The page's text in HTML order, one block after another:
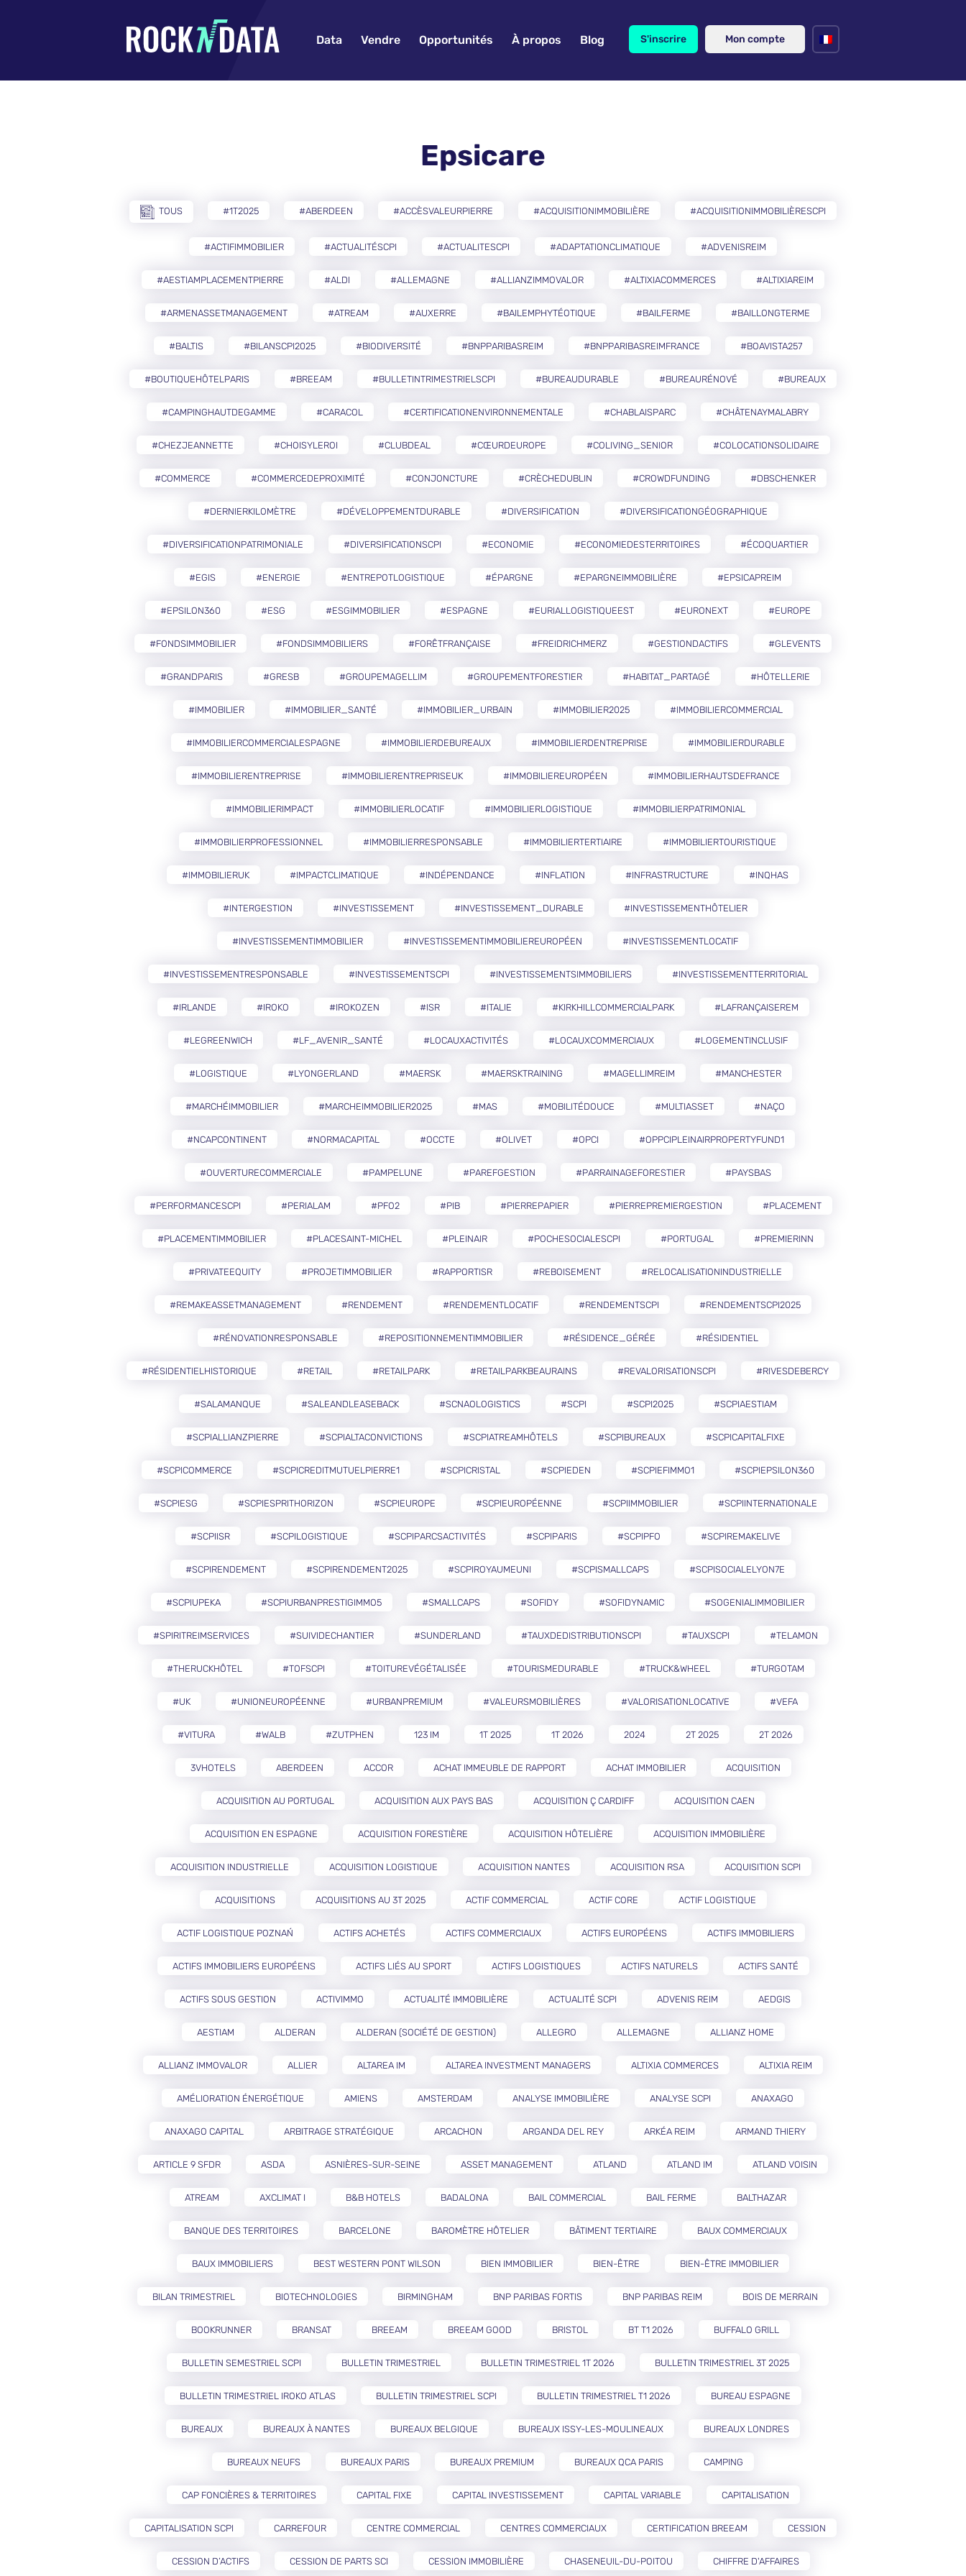
Data Vendre Opportunités À propos Blog S'inscrire Mon compte
Epsicare
TOUS #1T2025 #ABERDEEN #ACCÈSVALEURPIERRE #ACQUISITIONIMMOBILIÈRE #ACQUISITIONIMMOBILIÈRESCPI
#ACTIFIMMOBILIER #ACTUALITÉSCPI #ACTUALITESCPI #ADAPTATIONCLIMATIQUE #ADVENISREIM
#AESTIAMPLACEMENTPIERRE #ALDI #ALLEMAGNE #ALLIANZIMMOVALOR #ALTIXIACOMMERCES #ALTIXIAREIM
#ARMENASSETMANAGEMENT #ATREAM #AUXERRE #BAILEMPHYTÉOTIQUE #BAILFERME #BAILLONGTERME
#BALTIS #BILANSCPI2025 #BIODIVERSITÉ #BNPPARIBASREIM #BNPPARIBASREIMFRANCE #BOAVISTA257
#BOUTIQUEHÔTELPARIS #BREEAM #BULLETINTRIMESTRIELSCPI #BUREAUDURABLE #BUREAURÉNOVÉ #BUREAUX
#CAMPINGHAUTDEGAMME #CARACOL #CERTIFICATIONENVIRONNEMENTALE #CHABLAISPARC #CHÂTENAYMALABRY
#CHEZJEANNETTE #CHOISYLEROI #CLUBDEAL #CŒURDEUROPE #COLIVING_SENIOR #COLOCATIONSOLIDAIRE
#COMMERCE #COMMERCEDEPROXIMITÉ #CONJONCTURE #CRÈCHEDUBLIN #CROWDFUNDING #DBSCHENKER
#DERNIERKILOMÈTRE #DÉVELOPPEMENTDURABLE #DIVERSIFICATION #DIVERSIFICATIONGÉOGRAPHIQUE
#DIVERSIFICATIONPATRIMONIALE #DIVERSIFICATIONSCPI #ECONOMIE #ECONOMIEDESTERRITOIRES #ÉCOQUARTIER
#EGIS #ENERGIE #ENTREPOTLOGISTIQUE #ÉPARGNE #EPARGNEIMMOBILIÈRE #EPSICAPREIM
#EPSILON360 #ESG #ESGIMMOBILIER #ESPAGNE #EURIALLOGISTIQUEEST #EURONEXT #EUROPE
#FONDSIMMOBILIER #FONDSIMMOBILIERS #FORÊTFRANÇAISE #FREIDRICHMERZ #GESTIONDACTIFS #GLEVENTS
#GRANDPARIS #GRESB #GROUPEMAGELLIM #GROUPEMENTFORESTIER #HABITAT_PARTAGÉ #HÔTELLERIE
#IMMOBILIER #IMMOBILIER_SANTÉ #IMMOBILIER_URBAIN #IMMOBILIER2025 #IMMOBILIERCOMMERCIAL
#IMMOBILIERCOMMERCIALESPAGNE #IMMOBILIERDEBUREAUX #IMMOBILIERDENTREPRISE #IMMOBILIERDURABLE
#IMMOBILIERENTREPRISE #IMMOBILIERENTREPRISEUK #IMMOBILIEREUROPÉEN #IMMOBILIERHAUTSDEFRANCE
#IMMOBILIERIMPACT #IMMOBILIERLOCATIF #IMMOBILIERLOGISTIQUE #IMMOBILIERPATRIMONIAL
#IMMOBILIERPROFESSIONNEL #IMMOBILIERRESPONSABLE #IMMOBILIERTERTIAIRE #IMMOBILIERTOURISTIQUE
#IMMOBILIERUK #IMPACTCLIMATIQUE #INDÉPENDANCE #INFLATION #INFRASTRUCTURE #INQHAS
#INTERGESTION #INVESTISSEMENT #INVESTISSEMENT_DURABLE #INVESTISSEMENTHÔTELIER
#INVESTISSEMENTIMMOBILIER #INVESTISSEMENTIMMOBILIEREUROPÉEN #INVESTISSEMENTLOCATIF
#INVESTISSEMENTRESPONSABLE #INVESTISSEMENTSCPI #INVESTISSEMENTSIMMOBILIERS #INVESTISSEMENTTERRITORIAL
#IRLANDE #IROKO #IROKOZEN #ISR #ITALIE #KIRKHILLCOMMERCIALPARK #LAFRANÇAISEREM
#LEGREENWICH #LF_AVENIR_SANTÉ #LOCAUXACTIVITÉS #LOCAUXCOMMERCIAUX #LOGEMENTINCLUSIF
#LOGISTIQUE #LYONGERLAND #MAERSK #MAERSKTRAINING #MAGELLIMREIM #MANCHESTER
#MARCHÉIMMOBILIER #MARCHEIMMOBILIER2025 #MAS #MOBILITÉDOUCE #MULTIASSET #NAÇO
#NCAPCONTINENT #NORMACAPITAL #OCCTE #OLIVET #OPCI #OPPCIPLEINAIRPROPERTYFUND1
#OUVERTURECOMMERCIALE #PAMPELUNE #PAREFGESTION #PARRAINAGEFORESTIER #PAYSBAS
#PERFORMANCESCPI #PERIALAM #PFO2 #PIB #PIERREPAPIER #PIERREPREMIERGESTION #PLACEMENT
#PLACEMENTIMMOBILIER #PLACESAINT-MICHEL #PLEINAIR #POCHESOCIALESCPI #PORTUGAL #PREMIERINN
#PRIVATEEQUITY #PROJETIMMOBILIER #RAPPORTISR #REBOISEMENT #RELOCALISATIONINDUSTRIELLE
#REMAKEASSETMANAGEMENT #RENDEMENT #RENDEMENTLOCATIF #RENDEMENTSCPI #RENDEMENTSCPI2025
#RÉNOVATIONRESPONSABLE #REPOSITIONNEMENTIMMOBILIER #RÉSIDENCE_GÉRÉE #RÉSIDENTIEL
#RÉSIDENTIELHISTORIQUE #RETAIL #RETAILPARK #RETAILPARKBEAURAINS #REVALORISATIONSCPI #RIVESDEBERCY
#SALAMANQUE #SALEANDLEASEBACK #SCNAOLOGISTICS #SCPI #SCPI2025 #SCPIAESTIAM
#SCPIALLIANZPIERRE #SCPIALTACONVICTIONS #SCPIATREAMHÔTELS #SCPIBUREAUX #SCPICAPITALFIXE
#SCPICOMMERCE #SCPICREDITMUTUELPIERRE1 #SCPICRISTAL #SCPIEDEN #SCPIEFIMMO1 #SCPIEPSILON360
#SCPIESG #SCPIESPRITHORIZON #SCPIEUROPE #SCPIEUROPÉENNE #SCPIIMMOBILIER #SCPIINTERNATIONALE
#SCPIISR #SCPILOGISTIQUE #SCPIPARCSACTIVITÉS #SCPIPARIS #SCPIPFO #SCPIREMAKELIVE
#SCPIRENDEMENT #SCPIRENDEMENT2025 #SCPIROYAUMEUNI #SCPISMALLCAPS #SCPISOCIALELYON7E
#SCPIUPEKA #SCPIURBANPRESTIGIMMO5 #SMALLCAPS #SOFIDY #SOFIDYNAMIC #SOGENIALIMMOBILIER
#SPIRITREIMSERVICES #SUIVIDECHANTIER #SUNDERLAND #TAUXDEDISTRIBUTIONSCPI #TAUXSCPI #TELAMON
#THERUCKHÔTEL #TOFSCPI #TOITUREVÉGÉTALISÉE #TOURISMEDURABLE #TRUCK&WHEEL #TURGOTAM
#UK #UNIONEUROPÉENNE #URBANPREMIUM #VALEURSMOBILIÈRES #VALORISATIONLOCATIVE #VEFA
#VITURA #WALB #ZUTPHEN 123 IM 1T 2025 1T 2026 2024 2T 2025 2T 2026
3VHOTELS ABERDEEN ACCOR ACHAT IMMEUBLE DE RAPPORT ACHAT IMMOBILIER ACQUISITION
ACQUISITION AU PORTUGAL ACQUISITION AUX PAYS BAS ACQUISITION Ç CARDIFF ACQUISITION CAEN
ACQUISITION EN ESPAGNE ACQUISITION FORESTIÈRE ACQUISITION HÔTELIÈRE ACQUISITION IMMOBILIÈRE
ACQUISITION INDUSTRIELLE ACQUISITION LOGISTIQUE ACQUISITION NANTES ACQUISITION RSA ACQUISITION SCPI
ACQUISITIONS ACQUISITIONS AU 3T 2025 ACTIF COMMERCIAL ACTIF CORE ACTIF LOGISTIQUE
ACTIF LOGISTIQUE POZNAŃ ACTIFS ACHETÉS ACTIFS COMMERCIAUX ACTIFS EUROPÉENS ACTIFS IMMOBILIERS
ACTIFS IMMOBILIERS EUROPÉENS ACTIFS LIÉS AU SPORT ACTIFS LOGISTIQUES ACTIFS NATURELS ACTIFS SANTÉ
ACTIFS SOUS GESTION ACTIVIMMO ACTUALITÉ IMMOBILIÈRE ACTUALITÉ SCPI ADVENIS REIM AEDGIS
AESTIAM ALDERAN ALDERAN (SOCIÉTÉ DE GESTION) ALLEGRO ALLEMAGNE ALLIANZ HOME
ALLIANZ IMMOVALOR ALLIER ALTAREA IM ALTAREA INVESTMENT MANAGERS ALTIXIA COMMERCES ALTIXIA REIM
AMÉLIORATION ÉNERGÉTIQUE AMIENS AMSTERDAM ANALYSE IMMOBILIÈRE ANALYSE SCPI ANAXAGO
ANAXAGO CAPITAL ARBITRAGE STRATÉGIQUE ARCACHON ARGANDA DEL REY ARKÉA REIM ARMAND THIERY
ARTICLE 9 SFDR ASDA ASNIÈRES-SUR-SEINE ASSET MANAGEMENT ATLAND ATLAND IM ATLAND VOISIN
ATREAM AXCLIMAT I B&B HOTELS BADALONA BAIL COMMERCIAL BAIL FERME BALTHAZAR
BANQUE DES TERRITOIRES BARCELONE BAROMÈTRE HÔTELIER BÂTIMENT TERTIAIRE BAUX COMMERCIAUX
BAUX IMMOBILIERS BEST WESTERN PONT WILSON BIEN IMMOBILIER BIEN-ÊTRE BIEN-ÊTRE IMMOBILIER
BILAN TRIMESTRIEL BIOTECHNOLOGIES BIRMINGHAM BNP PARIBAS FORTIS BNP PARIBAS REIM BOIS DE MERRAIN
BOOKRUNNER BRANSAT BREEAM BREEAM GOOD BRISTOL BT T1 2026 BUFFALO GRILL
BULLETIN SEMESTRIEL SCPI BULLETIN TRIMESTRIEL BULLETIN TRIMESTRIEL 1T 2026 BULLETIN TRIMESTRIEL 3T 2025
BULLETIN TRIMESTRIEL IROKO ATLAS BULLETIN TRIMESTRIEL SCPI BULLETIN TRIMESTRIEL T1 2026 BUREAU ESPAGNE
BUREAUX BUREAUX À NANTES BUREAUX BELGIQUE BUREAUX ISSY-LES-MOULINEAUX BUREAUX LONDRES
BUREAUX NEUFS BUREAUX PARIS BUREAUX PREMIUM BUREAUX QCA PARIS CAMPING
CAP FONCIÈRES & TERRITOIRES CAPITAL FIXE CAPITAL INVESTISSEMENT CAPITAL VARIABLE CAPITALISATION
CAPITALISATION SCPI CARREFOUR CENTRE COMMERCIAL CENTRES COMMERCIAUX CERTIFICATION BREEAM CESSION
CESSION D’ACTIFS CESSION DE PARTS SCI CESSION IMMOBILIÈRE CHASENEUIL-DU-POITOU CHIFFRE D'AFFAIRES